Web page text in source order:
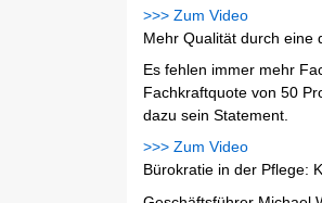
>>> Zum Video
Mehr Qualität durch eine
Es fehlen immer mehr
Fachkraftquote von 50
dazu sein Statement.
>>> Zum Video
Bürokratie in der Pflege: